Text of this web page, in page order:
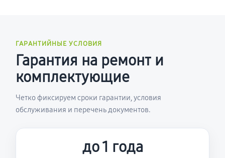
ГАРАНТИЙНЫЕ УСЛОВИЯ
Гарантия на ремонт и
комплектующие
Четко фиксируем сроки гарантии, условия
обслуживания и перечень документов.
до 1 года